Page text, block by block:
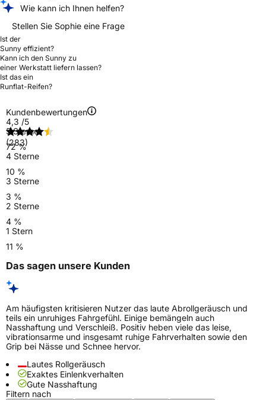
Wie kann ich Ihnen helfen?
Stellen Sie Sophie eine Frage
Ist der
Sunny effizient?
Kann ich den Sunny zu
einer Werkstatt liefern lassen?
Ist das ein
Runflat-Reifen?
Kundenbewertungen
4,3 /5
(283)
5 Sterne
72 %
4 Sterne
10 %
3 Sterne
3 %
2 Sterne
4 %
1 Stern
11 %
Das sagen unsere Kunden
Am häufigsten kritisieren Nutzer das laute Abrollgeräusch und
teils ein unruhiges Fahrgefühl. Einige bemängeln auch
Nasshaftung und Verschleiß. Positiv heben viele das leise,
vibrationsarme und insgesamt ruhige Fahrverhalten sowie den
Grip bei Nässe und Schnee hervor.
Lautes Rollgeräusch
Exaktes Einlenkverhalten
Gute Nasshaftung
Filtern nach